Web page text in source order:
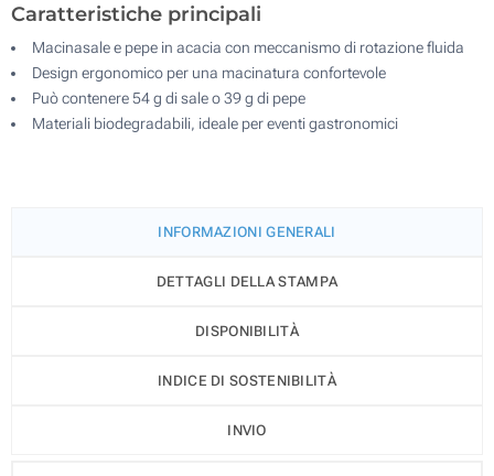
Caratteristiche principali
Macinasale e pepe in acacia con meccanismo di rotazione fluida
Design ergonomico per una macinatura confortevole
Può contenere 54 g di sale o 39 g di pepe
Materiali biodegradabili, ideale per eventi gastronomici
INFORMAZIONI GENERALI
DETTAGLI DELLA STAMPA
DISPONIBILITÀ
INDICE DI SOSTENIBILITÀ
INVIO